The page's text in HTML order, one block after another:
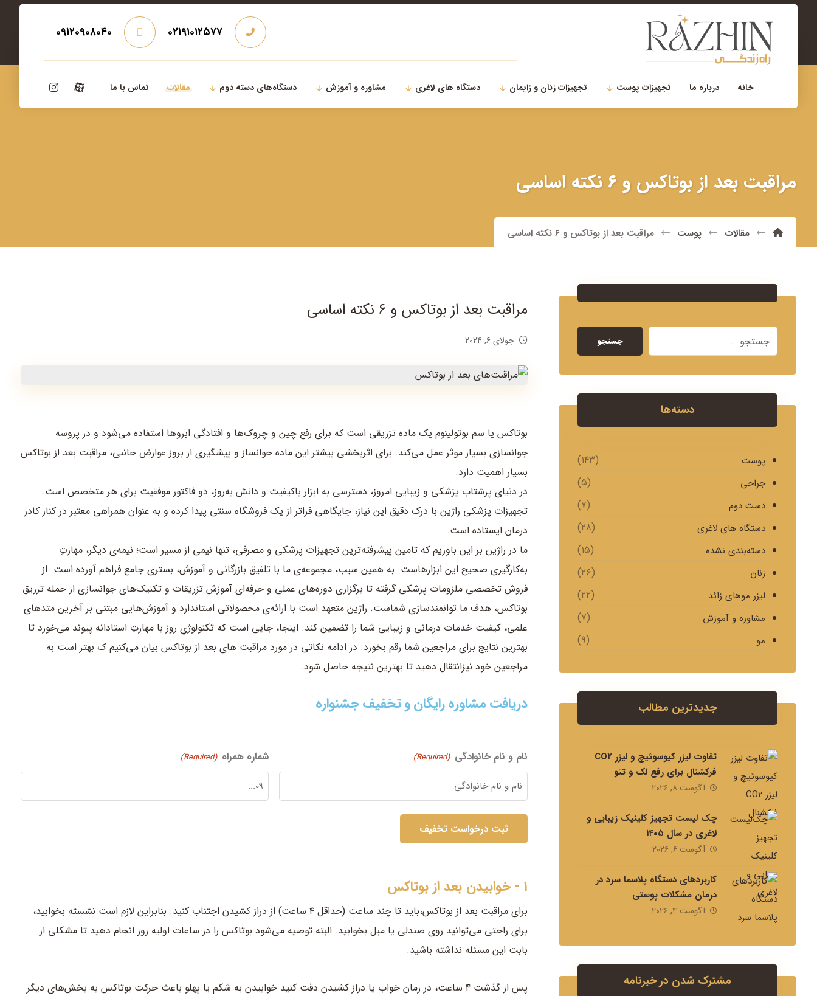
۰۲۱-۲۲۹۰۰۷۵۶
۰۹۱۲۰۹۰۸۰۴۰ ۰۲۱۹۱۰۱۲۵۷۷
خانه درباره ما تجهیزات پوست تجهیزات زنان و زایمان دستگاه های لاغری مشاوره و آموزش دستگاه‌های دسته دوم مقالات تماس با ما
مراقبت بعد از بوتاکس و ۶ نکته اساسی
مقالات پوست مراقبت بعد از بوتاکس و ۶ نکته اساسی
مراقبت بعد از بوتاکس و ۶ نکته اساسی
جولای ۶, ۲۰۲۴
بوتاکس یا سم بوتولینوم یک ماده تزریقی است که برای رفع چین و چروک‌ها و افتادگی ابروها استفاده می‌شود و در پروسه
جوانسازی بسیار موثر عمل می‌کند. برای اثربخشی بیشتر این ماده جوانساز و پیشگیری از بروز عوارض جانبی، مراقبت بعد از بوتاکس
بسیار اهمیت دارد.
در دنیای پرشتاب پزشکی و زیبایی امروز، دسترسی به ابزار باکیفیت و دانش به‌روز، دو فاکتور موفقیت برای هر متخصص است.
تجهیزات پزشکی راژین با درک دقیق این نیاز، جایگاهی فراتر از یک فروشگاه سنتی پیدا کرده و به عنوان همراهی معتبر در کنار کادر
درمان ایستاده است.
ما در راژین بر این باوریم که تامین پیشرفته‌ترین تجهیزات پزشکی و مصرفی، تنها نیمی از مسیر است؛ نیمه‌ی دیگر، مهارتِ
به‌کارگیری صحیح این ابزارهاست. به همین سبب، مجموعه‌ی ما با تلفیق بازرگانی و آموزش، بستری جامع فراهم آورده است. از
فروش تخصصی ملزومات پزشکی گرفته تا برگزاری دوره‌های عملی و حرفه‌ای آموزش تزریقات و تکنیک‌های جوانسازی از جمله تزریق
بوتاکس، هدف ما توانمندسازی شماست. راژین متعهد است با ارائه‌ی محصولاتی استاندارد و آموزش‌هایی مبتنی بر آخرین متدهای
علمی، کیفیت خدمات درمانی و زیبایی شما را تضمین کند. اینجا، جایی است که تکنولوژیِ روز با مهارتِ استادانه پیوند می‌خورد تا
بهترین نتایج برای مراجعین شما رقم بخورد. در ادامه نکاتی در مورد مراقبت های بعد از بوتاکس بیان می‌کنیم ک بهتر است به
مراجعین خود نیزانتقال دهید تا بهترین نتیجه حاصل شود.
دریافت مشاوره رایگان و تخفیف جشنواره
نام و نام خانوادگی (Required) شماره همراه (Required)
۱ - خوابیدن بعد از بوتاکس
برای مراقبت بعد از بوتاکس،باید تا چند ساعت (حداقل ۴ ساعت) از دراز کشیدن اجتناب کنید. بنابراین لازم است نشسته بخوابید،
برای راحتی می‌توانید روی صندلی یا مبل بخوابید. البته توصیه می‌شود بوتاکس را در ساعات اولیه روز انجام دهید تا مشکلی از
بابت این مسئله نداشته باشید.
پس از گذشت ۴ ساعت، در زمان خواب یا دراز کشیدن دقت کنید خوابیدن به شکم یا پهلو باعث حرکت بوتاکس به بخش‌های دیگر
جستجو
دسته‌ها
پوست (۱۴۳)
جراحی (۵)
دست دوم (۷)
دستگاه های لاغری (۲۸)
دسته‌بندی نشده (۱۵)
زنان (۲۶)
لیزر موهای زائد (۲۲)
مشاوره و آموزش (۷)
مو (۹)
جدیدترین مطالب
تفاوت لیزر کیوسوئیچ و لیزر CO۲
فرکشنال برای رفع لک و تتو
آگوست ۸, ۲۰۲۶
چک لیست تجهیز کلینیک زیبایی و
لاغری در سال ۱۴۰۵
آگوست ۶, ۲۰۲۶
کاربردهای دستگاه پلاسما سرد در
درمان مشکلات پوستی
آگوست ۴, ۲۰۲۶
مشترک شدن در خبرنامه